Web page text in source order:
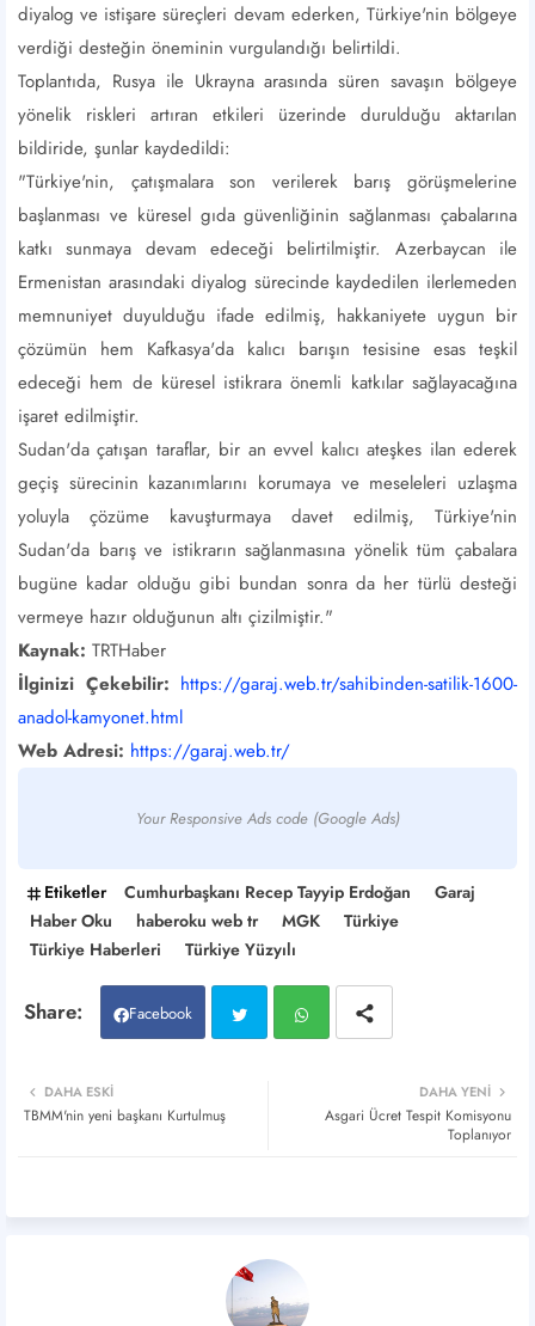
diyalog ve istişare süreçleri devam ederken, Türkiye'nin bölgeye
verdiği desteğin öneminin vurgulandığı belirtildi.
Toplantıda, Rusya ile Ukrayna arasında süren savaşın bölgeye
yönelik riskleri artıran etkileri üzerinde durulduğu aktarılan
bildiride, şunlar kaydedildi:
"Türkiye'nin, çatışmalara son verilerek barış görüşmelerine
başlanması ve küresel gıda güvenliğinin sağlanması çabalarına
katkı sunmaya devam edeceği belirtilmiştir. Azerbaycan ile
Ermenistan arasındaki diyalog sürecinde kaydedilen ilerlemeden
memnuniyet duyulduğu ifade edilmiş, hakkaniyete uygun bir
çözümün hem Kafkasya'da kalıcı barışın tesisine esas teşkil
edeceği hem de küresel istikrara önemli katkılar sağlayacağına
işaret edilmiştir.
Sudan'da çatışan taraflar, bir an evvel kalıcı ateşkes ilan ederek
geçiş sürecinin kazanımlarını korumaya ve meseleleri uzlaşma
yoluyla çözüme kavuşturmaya davet edilmiş, Türkiye'nin
Sudan'da barış ve istikrarın sağlanmasına yönelik tüm çabalara
bugüne kadar olduğu gibi bundan sonra da her türlü desteği
vermeye hazır olduğunun altı çizilmiştir."
Kaynak: TRTHaber
İlginizi Çekebilir: https://garaj.web.tr/sahibinden-satilik-1600-
anadol-kamyonet.html
Web Adresi: https://garaj.web.tr/
Your Responsive Ads code (Google Ads)
Etiketler Cumhurbaşkanı Recep Tayyip Erdoğan
Garaj
Haber Oku
haberoku web tr MGK
Türkiye
Türkiye Haberleri
Türkiye Yüzyılı
Facebook
DAHA YENI
Asgari Ücret Tespit Komisyonu
Toplanıyor
DAHA ESKI
TBMM'nin yeni başkanı Kurtulmuş